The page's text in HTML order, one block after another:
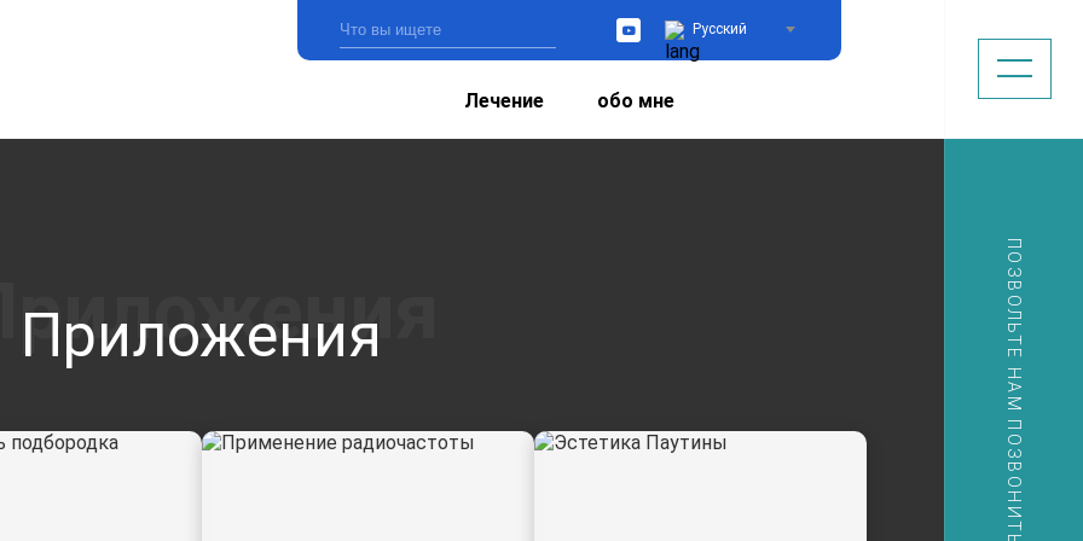
YouTubeРусский
Лечение обо мне
ПОЗВОЛЬТЕ НАМ ПОЗВОНИТЬ ВАМ
Приложения